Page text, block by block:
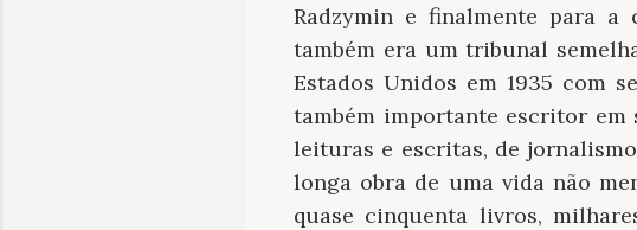
Radzymin e finalmente para
também era um tribunal
Estados Unidos em 1935 com
também importante escritor
leituras e escritas, de
longa obra de uma vida não
quase cinquenta livros,